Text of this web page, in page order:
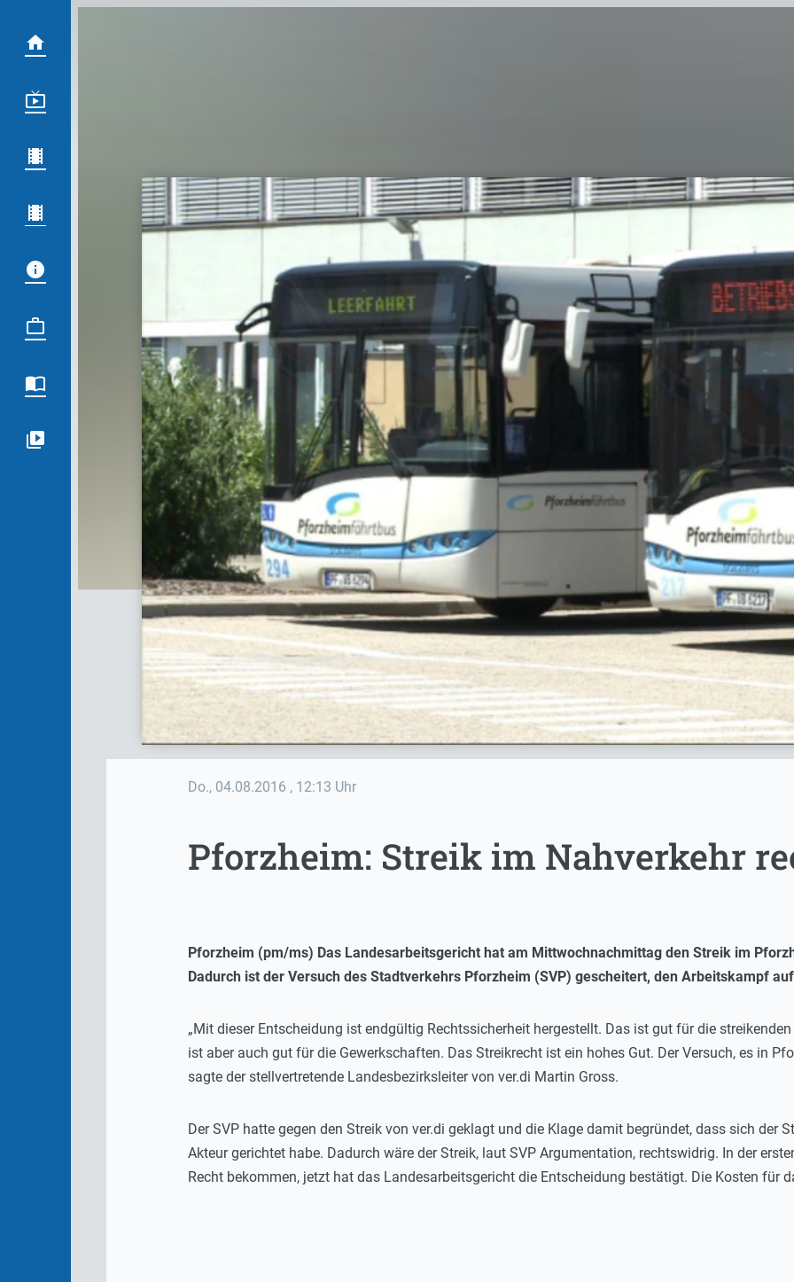
Do., 04.08.2016 , 12:13 Uhr
Pforzheim: Streik im Nahverkehr
Pforzheim (pm/ms) Das Landesarbeitsgericht hat am Mittwochnachmittag den Streik im
Dadurch ist der Versuch des Stadtverkehrs Pforzheim (SVP) gescheitert, den Arbeitskampf
„Mit dieser Entscheidung ist endgültig Rechtssicherheit hergestellt. Das ist gut für die
ist aber auch gut für die Gewerkschaften. Das Streikrecht ist ein hohes Gut. Der Versuch, es in
sagte der stellvertretende Landesbezirksleiter von ver.di Martin Gross.
Der SVP hatte gegen den Streik von ver.di geklagt und die Klage damit begründet, dass sich der
Akteur gerichtet habe. Dadurch wäre der Streik, laut SVP Argumentation, rechtswidrig. In der
Recht bekommen, jetzt hat das Landesarbeitsgericht die Entscheidung bestätigt. Die Kosten für